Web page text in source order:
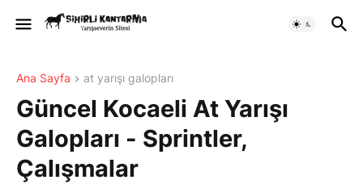
Ana Sayfa at yarışı galopları
Güncel Kocaeli At Yarışı
Galopları - Sprintler,
Çalışmalar